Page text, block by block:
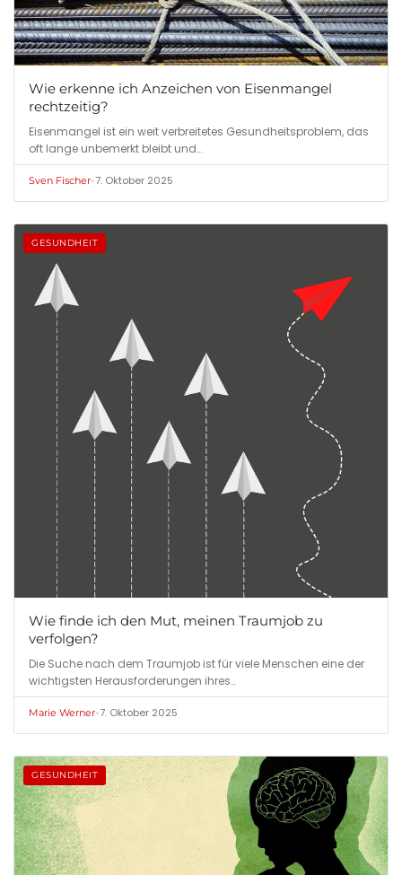
Wie erkenne ich Anzeichen von Eisenmangel
rechtzeitig?
Eisenmangel ist ein weit verbreitetes Gesundheitsproblem, das
oft lange unbemerkt bleibt und…
Sven Fischer•7. Oktober 2025
GESUNDHEIT
Wie finde ich den Mut, meinen Traumjob zu
verfolgen?
Die Suche nach dem Traumjob ist für viele Menschen eine der
wichtigsten Herausforderungen ihres…
Marie Werner•7. Oktober 2025
GESUNDHEIT